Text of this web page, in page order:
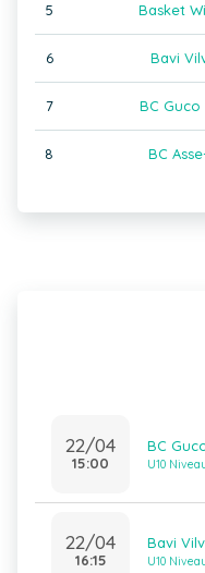
5 Basket
6 Bavi
7 BC Guco
8 BC
22/04
15:00
BC
U10
22/04
16:15
Bavi
U10